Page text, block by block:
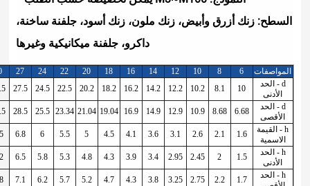
زنك ملون، زنك أسود، جلفنة ساخنة،
داكرو، جلفنة ميكانيكية وغيرها
12
14
33
36
39
42
12.2
14.2
16.2
18.2
20.2
22.5
24.5
27.5
30.5
33.5
36.5
39.5
42.5
12.9
14.9
16.9
19.04
21.04
23.34
25.5
28.5
31.5
34.7
37.7
40.7
43.7
3.1
3.6
4.1
4.5
5.5
6.8
7.5
10.5
2.95
3.4
3.9
4.8
5.3
5.8
6.5
7.2
8.2
8.7
9.7
10.2
3.25
3.8
4.3
4.7
5.2
5.7
6.2
7.1
7.8
8.8
9.3
10.3
10.8